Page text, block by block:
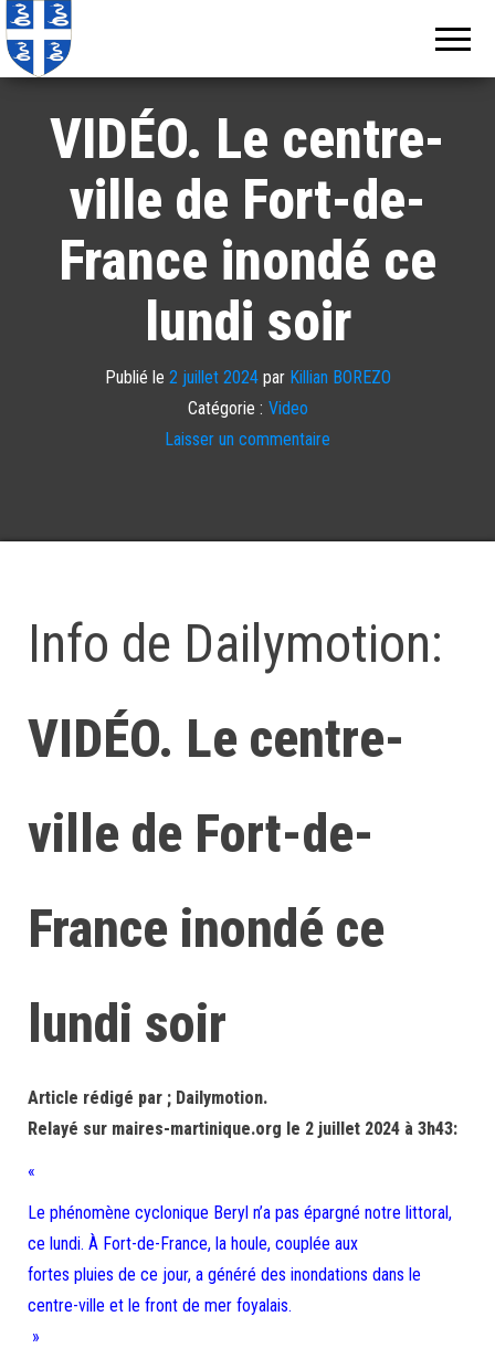
VIDÉO. Le centre-
ville de Fort-de-
France inondé ce
lundi soir
Publié le 2 juillet 2024par Killian BOREZO
Catégorie : Video
Laisser un commentaire
Info de Dailymotion:
VIDÉO. Le centre-
ville de Fort-de-
France inondé ce
lundi soir
Article rédigé par ; Dailymotion.
Relayé sur maires-martinique.org le 2 juillet 2024 à 3h43:
«
Le phénomène cyclonique Beryl n’a pas épargné notre littoral,
ce lundi. À Fort-de-France, la houle, couplée aux
fortes pluies de ce jour, a généré des inondations dans le
centre-ville et le front de mer foyalais.
»